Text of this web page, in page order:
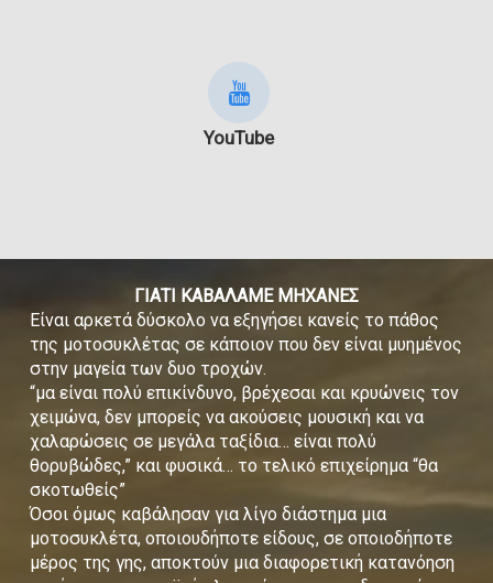
YouTube
ΓΙΑΤΙ ΚΑΒΑΛΑΜΕ ΜΗΧΑΝΕΣ
Είναι αρκετά δύσκολο να εξηγήσει κανείς το πάθος
της μοτοσυκλέτας σε κάποιον που δεν είναι μυημένος
στην μαγεία των δυο τροχών.
“μα είναι πολύ επικίνδυνο, βρέχεσαι και κρυώνεις τον
χειμώνα, δεν μπορείς να ακούσεις μουσική και να
χαλαρώσεις σε μεγάλα ταξίδια… είναι πολύ
θορυβώδες,” και φυσικά… το τελικό επιχείρημα “θα
σκοτωθείς”
Όσοι όμως καβάλησαν για λίγο διάστημα μια
μοτοσυκλέτα, οποιουδήποτε είδους, σε οποιοδήποτε
μέρος της γης, αποκτούν μια διαφορετική κατανόηση